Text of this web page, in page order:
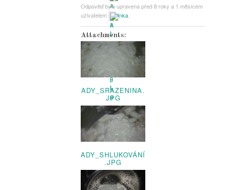
Odpověď byla upravena před 8 roky a 1 měsícem
uživatelem
Inka
Attachments:
ADY_SRAZENINA.
JPG
ADY_SHLUKOVÁNÍ
.JPG